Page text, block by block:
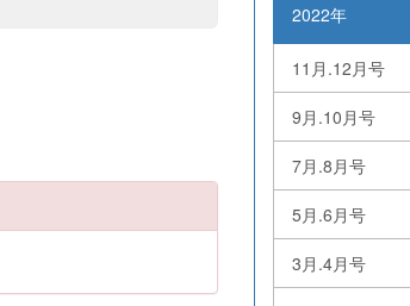
2022年
11月.12月号
9月.10月号
7月.8月号
5月.6月号
3月.4月号